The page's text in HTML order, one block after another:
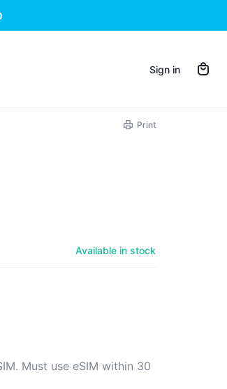
Sign in
Print
Available in stock
Must use eSIM within 30